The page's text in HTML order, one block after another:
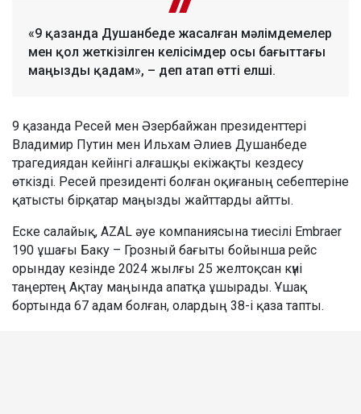
«9 қазанда Душанбеде жасалған мәлімдемелер
мен қол жеткізілген келісімдер осы бағыттағы
маңызды қадам», – деп атап өтті елші.
9 қазанда Ресей мен Әзербайжан президенттері
Владимир Путин мен Ильхам Әлиев Душанбеде
трагедиядан кейінгі алғашқы екіжақты кездесу
өткізді. Ресей президенті болған оқиғаның себептеріне
қатысты бірқатар маңызды жайттарды айтты.
Еске салайық, AZAL әуе компаниясына тиесілі Embraer
190 ұшағы Баку – Грозный бағыты бойынша рейс
орындау кезінде 2024 жылғы 25 желтоқсан күні
таңертең Ақтау маңында апатқа ұшырады. Ұшақ
бортында 67 адам болған, олардың 38-і қаза тапты.